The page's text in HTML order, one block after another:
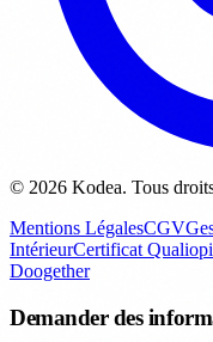
© 2026 Kodea. Tous
Mentions LégalesCGV
IntérieurCertificat Qualiopi
Doogether
Demander des